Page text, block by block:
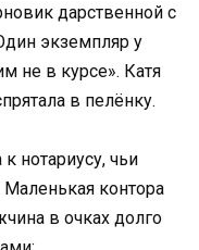
дарственной с
экземпляр у
не в курсе». Катя
в пелёнку.
нотариусу, чьи
контора
в очках долго